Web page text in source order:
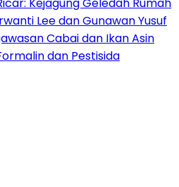
Lee dan Gunawan Yusuf
Cabai dan Ikan Asin
dan Pestisida